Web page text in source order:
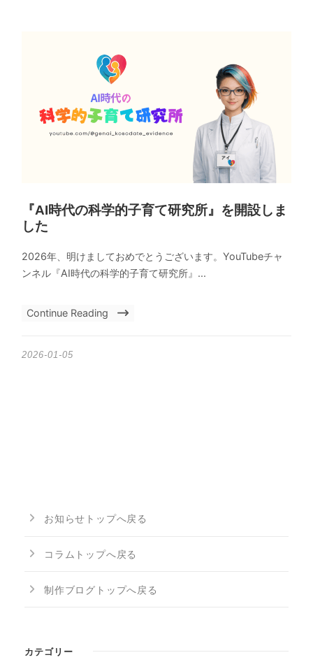
『AI時代の科学的子育て研究所』を開設しま
した
2026年、明けましておめでとうございます。YouTubeチャ
ンネル『AI時代の科学的子育て研究所』...
Continue Reading
2026-01-05
お知らせトップへ戻る
コラムトップへ戻る
制作ブログトップへ戻る
カテゴリー